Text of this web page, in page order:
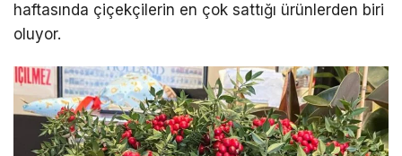
haftasında çiçekçilerin en çok sattığı ürünlerden biri
oluyor.